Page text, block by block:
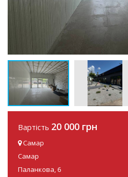
Вартість 20 000 грн
Самар
Самар
Паланкова, 6